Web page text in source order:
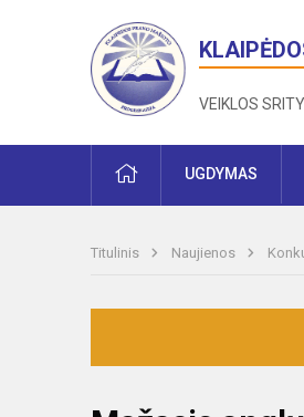
VEIKLOS
PRADŽIAUGDYMAS
Titulinis Naujienos